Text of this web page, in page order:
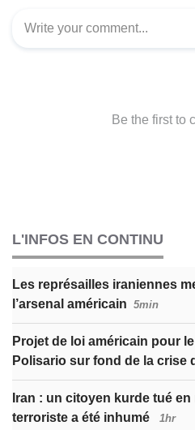
L'INFOS EN CONTINU
Les représailles iraniennes
l’arsenal américain 5min
Projet de loi américain pour
Polisario sur fond de la crise
Iran : un citoyen kurde tué
terroriste a été inhumé
1hr